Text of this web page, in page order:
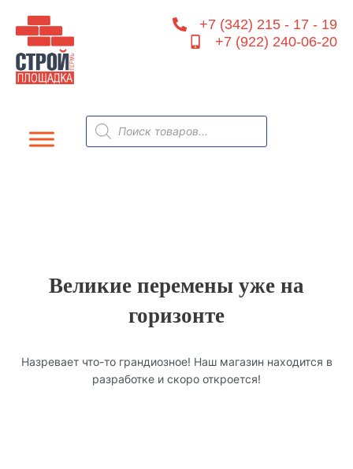
содержимому
+7 (342) 215 - 17 - 19
+7 (922) 240-06-20
Поиск
товаров
Великие перемены уже на
горизонте
Назревает что-то грандиозное! Наш магазин находится в
разработке и скоро откроется!